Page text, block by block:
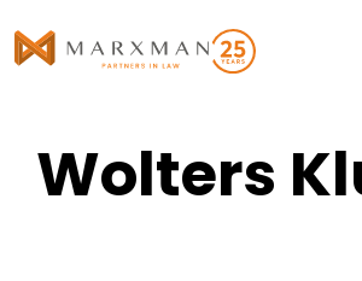
Wolters